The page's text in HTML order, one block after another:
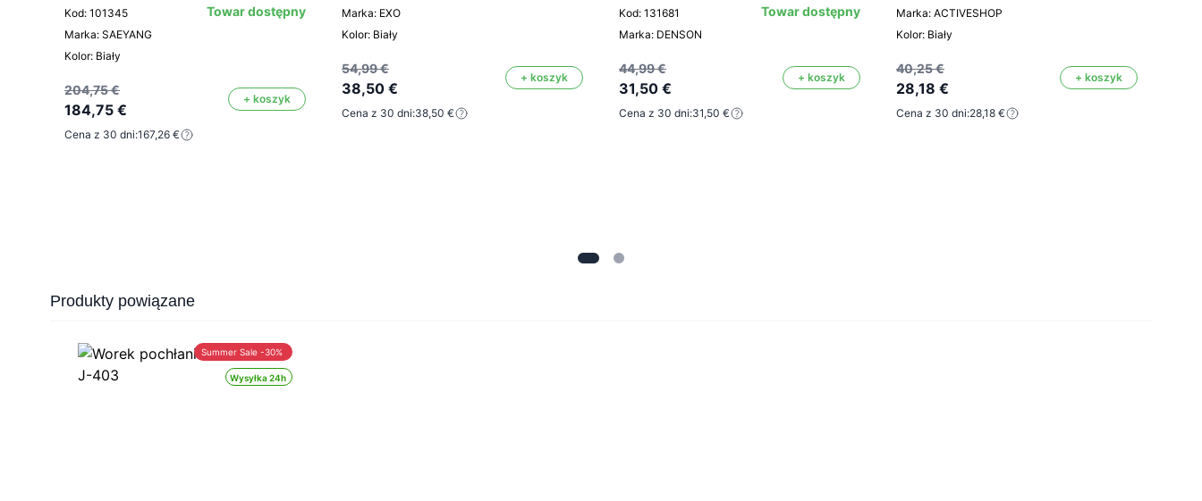
Kod: 101345
Marka: SAEYANG
Kolor: Biały
Towar dostępny
204,75 €
184,75 €
+ koszyk
Cena z 30 dni:167,26 €
Marka: EXO
Kolor: Biały
54,99 €
38,50 €
+ koszyk
Cena z 30 dni:38,50 €
Kod: 131681
Marka: DENSON
Towar dostępny
44,99 €
31,50 €
+ koszyk
Cena z 30 dni:31,50 €
Marka: ACTIVESHOP
Kolor: Biały
40,25 €
28,18 €
+ koszyk
Cena z 30 dni:28,18 €
Press to skip carousel
Produkty powiązane
Wysyłka 24h
Summer Sale -30%